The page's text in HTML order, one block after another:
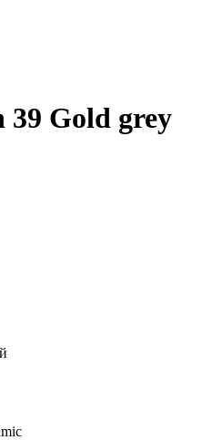
39 Gold grey